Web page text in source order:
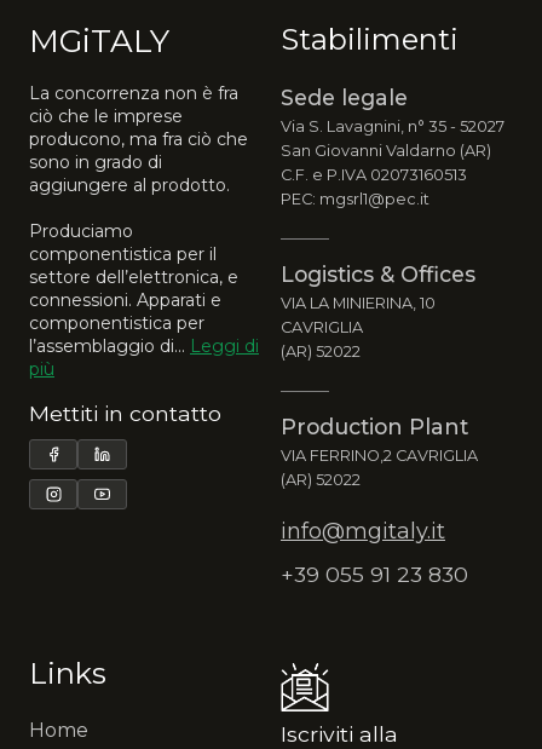
MGiTALY
La concorrenza non è fra
ciò che le imprese
producono, ma fra ciò che
sono in grado di
aggiungere al prodotto.
Produciamo
componentistica per il
settore dell’elettronica, e
connessioni. Apparati e
componentistica per
l’assemblaggio di... Leggi di
più
Mettiti in contatto
Stabilimenti
Sede legale
Via S. Lavagnini, n° 35 - 52027
San Giovanni Valdarno (AR)
C.F. e P.IVA 02073160513
PEC: mgsrl1@pec.it
Logistics & Offices
VIA LA MINIERINA, 10
CAVRIGLIA
(AR) 52022
Production Plant
VIA FERRINO,2 CAVRIGLIA
(AR) 52022
info@mgitaly.it
+39 055 91 23 830
Links
Home
Iscriviti alla